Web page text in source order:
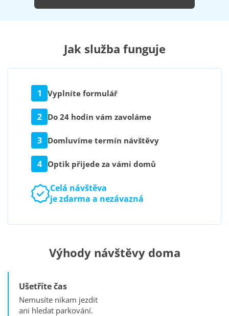
Výhody návštěvy doma
Ušetříte čas
Nemusíte nikam jezdit
ani hledat parkování.
Jak služba funguje
1 Vyplníte formulář
2 Do 24 hodin vám zavoláme
3 Domluvíme termín návštěvy
4 Optik přijede za vámi domů
Celá návštěva
je zdarma a nezávazná